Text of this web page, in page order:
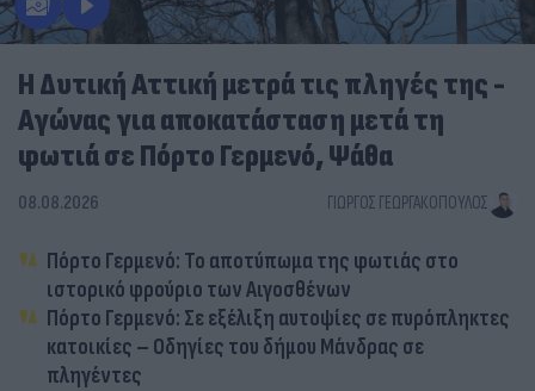
Η Δυτική Αττική μετρά τις πληγές της -
Αγώνας για αποκατάσταση μετά τη
φωτιά σε Πόρτο Γερμενό, Ψάθα
08.08.2026 ΓΙΏΡΓΟΣ ΓΕΩΡΓΑΚΌΠΟΥΛΟΣ
Πόρτο Γερμενό: Το αποτύπωμα της φωτιάς στο
ιστορικό φρούριο των Αιγοσθένων
Πόρτο Γερμενό: Σε εξέλιξη αυτοψίες σε πυρόπληκτες
κατοικίες – Οδηγίες του δήμου Μάνδρας σε
πληγέντες